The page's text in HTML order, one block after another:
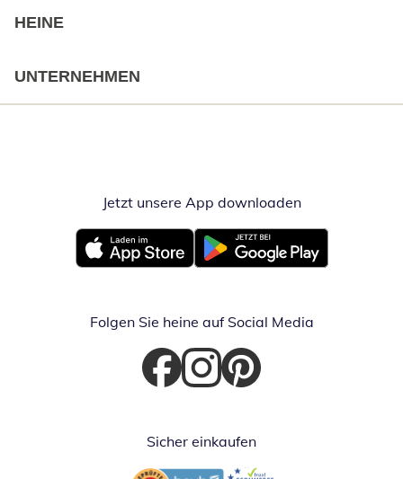
HEINE
UNTERNEHMEN
Jetzt unsere App downloadenÖffnet in
Öffnet in neuem FensterÖffnet in neuem Fenster
Folgen Sie heine auf Social Media
Öffnet in neuem Fenster
Öffnet in neuem Fenster
Öffnet in neuem Fenster
Sicher einkaufen